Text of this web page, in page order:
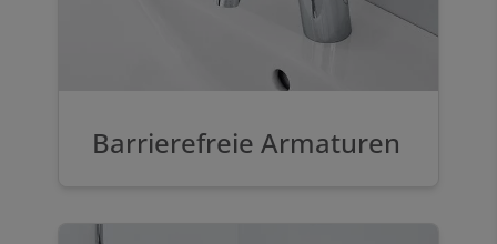
Barrierefreie Armaturen